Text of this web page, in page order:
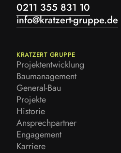
0211 355 831 10
info@kratzert-gruppe.de
KRATZERT GRUPPE
Projektentwicklung
Projektentwicklung
Baumanagement
Baumanagement
General-Bau
General-Bau
Projekte
Projekte
Historie
Historie
Ansprechpartner
Ansprechpartner
Engagement
Engagement
Karriere